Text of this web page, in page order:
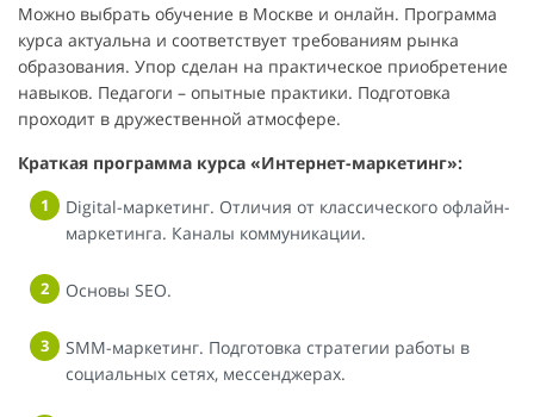
Можно выбрать обучение в Москве и онлайн. Программа
курса актуальна и соответствует требованиям рынка
образования. Упор сделан на практическое приобретение
навыков. Педагоги – опытные практики. Подготовка
проходит в дружественной атмосфере.
Краткая программа курса «Интернет-маркетинг»:
Digital-маркетинг. Отличия от классического офлайн-
маркетинга. Каналы коммуникации.
Основы SEO.
SMM-маркетинг. Подготовка стратегии работы в
социальных сетях, мессенджерах.